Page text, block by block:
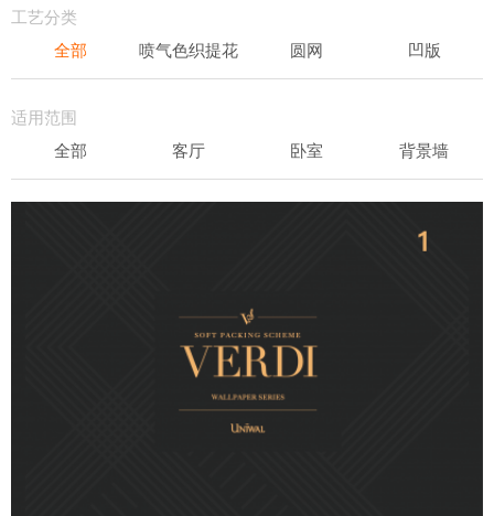
工艺分类
全部
喷气色织提花 圆网 凹版
适用范围
全部
客厅 卧室 背景墙